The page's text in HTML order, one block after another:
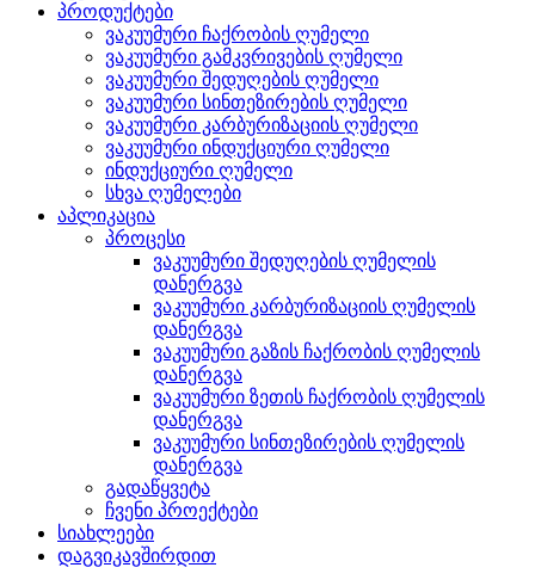
პროდუქტები
ვაკუუმური ჩაქრობის ღუმელი
ვაკუუმური გამკვრივების ღუმელი
ვაკუუმური შედუღების ღუმელი
ვაკუუმური სინთეზირების ღუმელი
ვაკუუმური კარბურიზაციის ღუმელი
ვაკუუმური ინდუქციური ღუმელი
ინდუქციური ღუმელი
სხვა ღუმელები
აპლიკაცია
პროცესი
ვაკუუმური შედუღების ღუმელის
დანერგვა
ვაკუუმური კარბურიზაციის ღუმელის
დანერგვა
ვაკუუმური გაზის ჩაქრობის ღუმელის
დანერგვა
ვაკუუმური ზეთის ჩაქრობის ღუმელის
დანერგვა
ვაკუუმური სინთეზირების ღუმელის
დანერგვა
გადაწყვეტა
ჩვენი პროექტები
სიახლეები
დაგვიკავშირდით